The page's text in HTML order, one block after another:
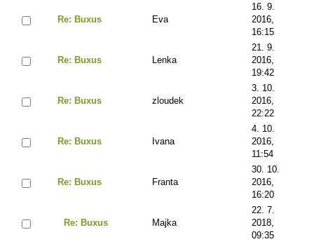
Re: Buxus Eva
16. 9.
2016,
16:15
Re: Buxus Lenka
21. 9.
2016,
19:42
Re: Buxus zloudek
3. 10.
2016,
22:22
Re: Buxus Ivana
4. 10.
2016,
11:54
Re: Buxus Franta
30. 10.
2016,
16:20
Re: Buxus Majka
22. 7.
2018,
09:35